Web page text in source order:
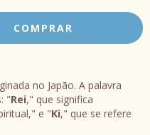
no Japão. A palavra
"Rei," que significa
e "Ki," que se refere